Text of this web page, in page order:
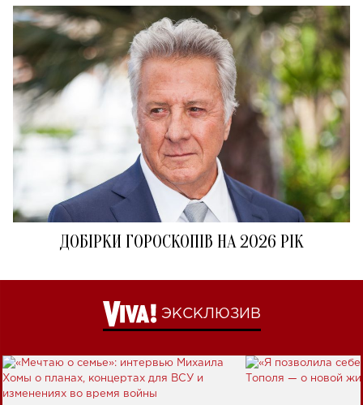
ДОБІРКИ ГОРОСКОПІВ НА 2026 РІК
ЭКСКЛЮЗИВ